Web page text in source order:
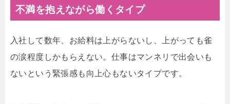
不満を抱えながら働くタイプ
入社して数年、お給料は上がらないし、上がっても雀
の涙程度しかもらえない。仕事はマンネリで出会いも
ないという緊張感も向上心もないタイプです。